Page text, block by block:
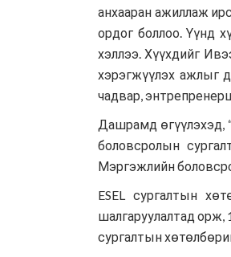
анхааран ажиллаж
ордог боллоо. Үүнд
хэллээ. Хүүхдийг
хэрэгжүүлэх ажлыг
чадвар,
Дашрамд өгүүлэхэд,
боловсролын
Мэргэжлийн
ESEL сургалтын
шалгаруулалтад орж,
сургалтын